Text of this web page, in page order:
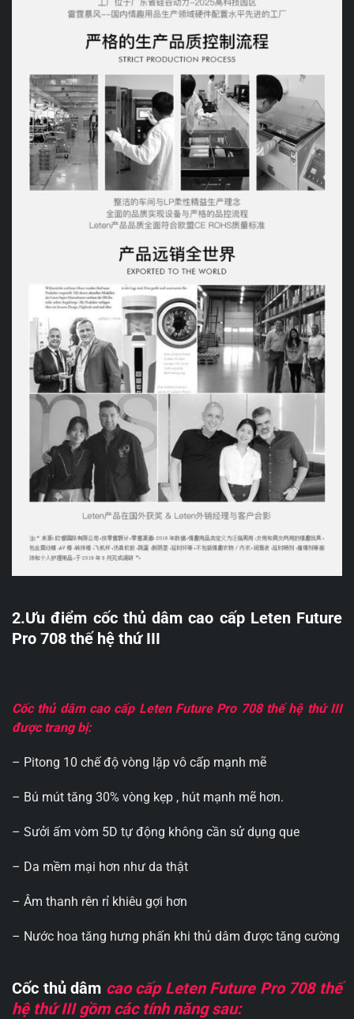
2.Ưu điểm cốc thủ dâm cao cấp Leten Future
Pro 708 thế hệ thứ III
Cốc thủ dâm cao cấp Leten Future Pro 708 thế hệ thứ III
được trang bị:
– Pitong 10 chế độ vòng lặp vô cấp mạnh mẽ
– Bú mút tăng 30% vòng kẹp , hút mạnh mẽ hơn.
– Sưởi ấm vòm 5D tự động không cần sử dụng que
– Da mềm mại hơn như da thật
– Âm thanh rên rỉ khiêu gợi hơn
– Nước hoa tăng hưng phấn khi thủ dâm được tăng cường
Cốc thủ dâm cao cấp Leten Future Pro 708 thế
hệ thứ III gồm các tính năng sau: